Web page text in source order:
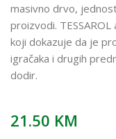
masivno drvo,
proizvodi.
koji dokazuje da je
igračaka i drugih
dodir.
21.50 KM